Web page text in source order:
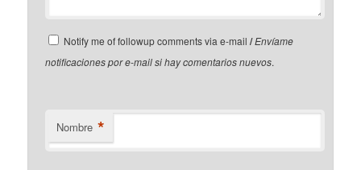
Notify me of followup comments via e-mail/Envíame
notificaciones por e-mail si hay comentarios nuevos.
Nombre *